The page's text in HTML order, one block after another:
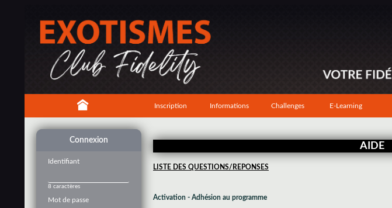
Inscription Informations Challenges E-Learning
Connexion
Identifiant
8 caractères
Mot de passe
AIDE
LISTE DES QUESTIONS/REPONSES
Activation - Adhésion au programme